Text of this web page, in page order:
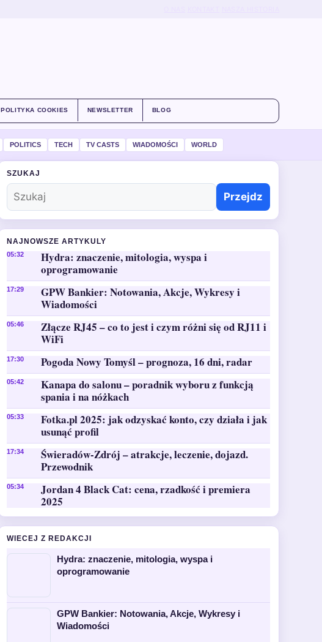
POLITYKA COOKIES NEWSLETTER BLOG
POLITICS TECH TV CASTS WIADOMOŚCI WORLD
SZUKAJ
Przejdz
NAJNOWSZE ARTYKULY
05:32
Hydra: znaczenie, mitologia, wyspa i
oprogramowanie
17:29
GPW Bankier: Notowania, Akcje, Wykresy i
Wiadomości
05:46
Złącze RJ45 – co to jest i czym różni się od RJ11 i
WiFi
17:30 Pogoda Nowy Tomyśl – prognoza, 16 dni, radar
05:42
Kanapa do salonu – poradnik wyboru z funkcją
spania i na nóżkach
05:33
Fotka.pl 2025: jak odzyskać konto, czy działa i jak
usunąć profil
17:34
Świeradów-Zdrój – atrakcje, leczenie, dojazd.
Przewodnik
05:34
Jordan 4 Black Cat: cena, rzadkość i premiera
2025
WIECEJ Z REDAKCJI
Hydra: znaczenie, mitologia, wyspa i
oprogramowanie
GPW Bankier: Notowania, Akcje, Wykresy i
Wiadomości